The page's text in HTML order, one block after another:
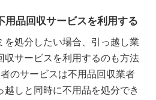
用品回収サービスを利用する
を処分したい場合、引っ越し業
収サービスを利用するのも方法
のサービスは不用品回収業者
越しと同時に不用品を処分でき